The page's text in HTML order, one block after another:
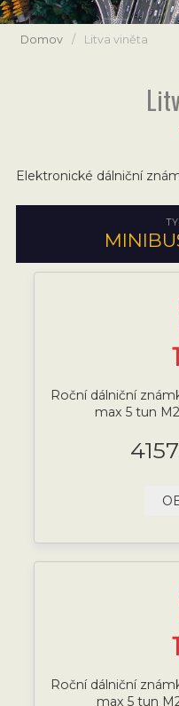
Domov / Litva viněta
Elektronické dálniční
1
Roční dálniční
max 5 tun
1
Roční dálniční
max 5 tun